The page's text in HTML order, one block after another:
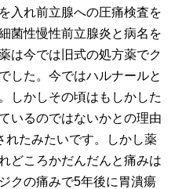
入れ前立腺への圧痛検査を
菌性慢性前立腺炎と病名を
は今では旧式の処方薬でク
した。今ではハルナールと
しかしその頃はもしかした
いるのではないかとの理由
れたみたいです。しかし薬
どころかだんだんと痛みは
クの痛みで5年後に胃潰瘍